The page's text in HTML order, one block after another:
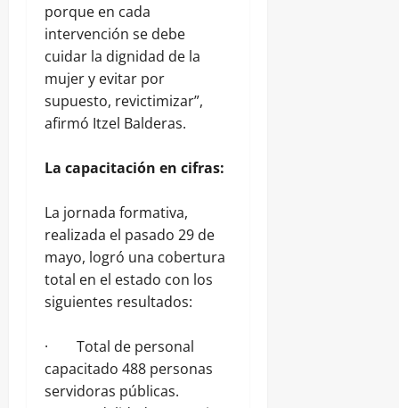
porque en cada
intervención se debe
cuidar la dignidad de la
mujer y evitar por
supuesto, revictimizar”,
afirmó Itzel Balderas.
La capacitación en cifras:
La jornada formativa,
realizada el pasado 29 de
mayo, logró una cobertura
total en el estado con los
siguientes resultados:
· Total de personal
capacitado 488 personas
servidoras públicas.